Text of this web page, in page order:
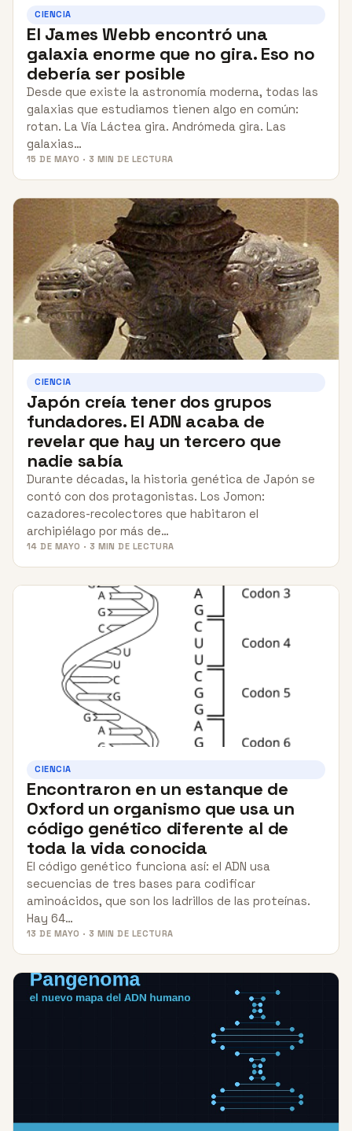
CIENCIA
El James Webb encontró una
galaxia enorme que no gira. Eso no
debería ser posible
Desde que existe la astronomía moderna, todas las
galaxias que estudiamos tienen algo en común:
rotan. La Vía Láctea gira. Andrómeda gira. Las
galaxias…
15 DE MAYO · 3 MIN DE LECTURA
CIENCIA
Japón creía tener dos grupos
fundadores. El ADN acaba de
revelar que hay un tercero que
nadie sabía
Durante décadas, la historia genética de Japón se
contó con dos protagonistas. Los Jomon:
cazadores-recolectores que habitaron el
archipiélago por más de…
14 DE MAYO · 3 MIN DE LECTURA
CIENCIA
Encontraron en un estanque de
Oxford un organismo que usa un
código genético diferente al de
toda la vida conocida
El código genético funciona así: el ADN usa
secuencias de tres bases para codificar
aminoácidos, que son los ladrillos de las proteínas.
Hay 64…
13 DE MAYO · 3 MIN DE LECTURA